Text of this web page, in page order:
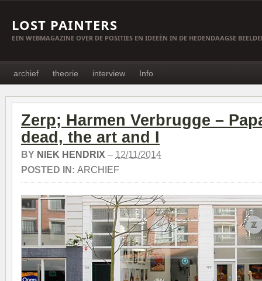
LOST PAINTERS
EEN WEBMAGAZINE OVER DE POSITIES EN IDEEËN IN DE HEDENDAAGSE
archief theorie interview Info
Zerp; Harmen Verbrugge –
dead, the art and I
BY NIEK HENDRIX – 12/11/2014
POSTED IN: ARCHIEF